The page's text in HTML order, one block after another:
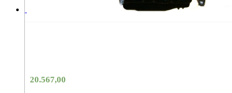
20.567,00